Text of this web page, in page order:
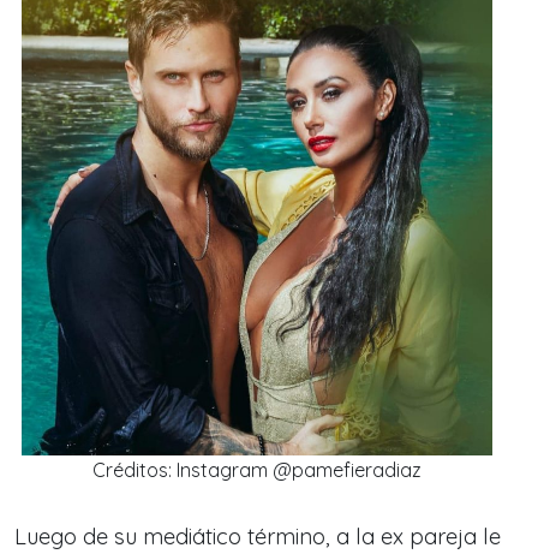
Créditos: Instagram @pamefieradiaz
Luego de su mediático término, a la ex pareja le